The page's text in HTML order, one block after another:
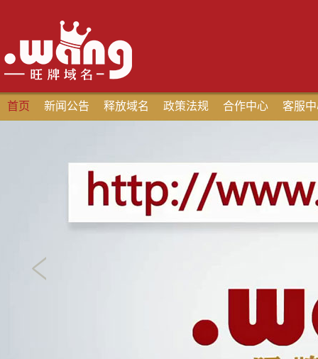
首页 新闻公告 释放域名 政策法规 合作中心 客服